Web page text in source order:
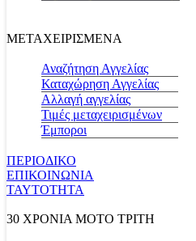
ΜΕΤΑΧΕΙΡΙΣΜΕΝΑ
Αναζήτηση Αγγελίας
Καταχώρηση Αγγελίας
Αλλαγή αγγελίας
Τιμές μεταχειρισμένων
Έμποροι
ΠΕΡΙΟΔΙΚΟ
ΕΠΙΚΟΙΝΩΝΙΑ
ΤΑΥΤΟΤΗΤΑ
30 ΧΡΟΝΙΑ MOTO ΤΡΙΤΗ